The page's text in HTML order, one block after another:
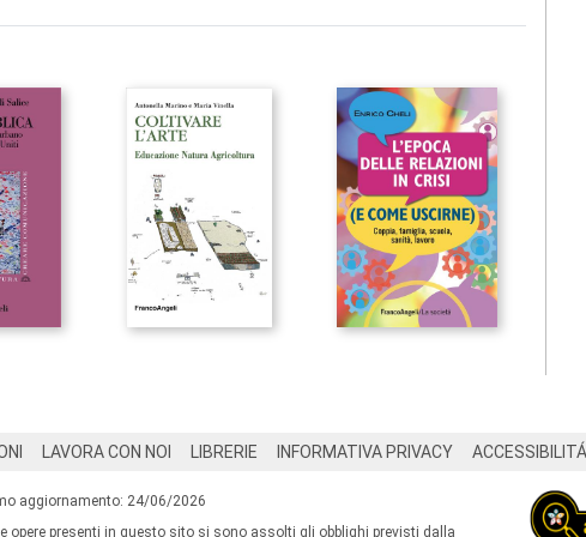
LAVORA CON NOI LIBRERIE INFORMATIVA PRIVACY ACCESSIBILITÁ
aggiornamento: 24/06/2026
opere presenti in questo sito si sono assolti gli obblighi previsti dalla